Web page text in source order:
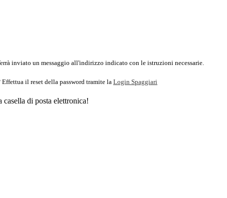
inviato un messaggio all'indirizzo indicato con le istruzioni necessarie.
il reset della password tramite la Login Spaggiari
di posta elettronica!